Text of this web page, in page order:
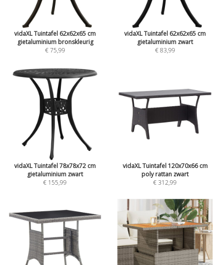
vidaXL Tuintafel 62x62x65 cm
gietaluminium bronskleurig
€ 75,99
vidaXL Tuintafel 62x62x65 cm
gietaluminium zwart
€ 83,99
vidaXL Tuintafel 78x78x72 cm
gietaluminium zwart
€ 155,99
vidaXL Tuintafel 120x70x66 cm
poly rattan zwart
€ 312,99